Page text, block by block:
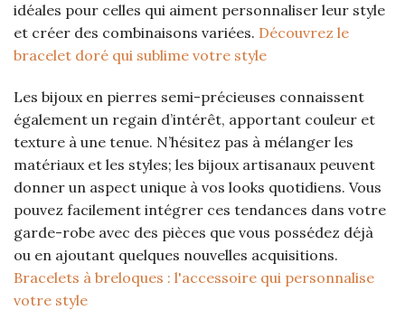
idéales pour celles qui aiment personnaliser leur style
et créer des combinaisons variées. Découvrez le
bracelet doré qui sublime votre style
Les bijoux en pierres semi-précieuses connaissent
également un regain d’intérêt, apportant couleur et
texture à une tenue. N’hésitez pas à mélanger les
matériaux et les styles; les bijoux artisanaux peuvent
donner un aspect unique à vos looks quotidiens. Vous
pouvez facilement intégrer ces tendances dans votre
garde-robe avec des pièces que vous possédez déjà
ou en ajoutant quelques nouvelles acquisitions.
Bracelets à breloques : l'accessoire qui personnalise
votre style